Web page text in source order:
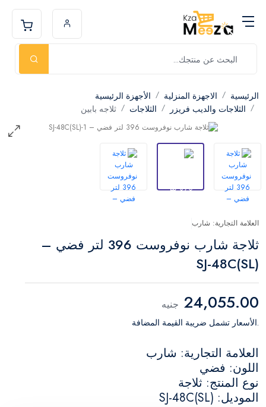
الرئيسية الاجهزة المنزلية
الأجهزة الرئيسية
الثلاجات والديب فريزر
الثلاجات ثلاجه بابين
العلامة التجارية: شارب
ثلاجة شارب نوفروست 396 لتر فضي –
SJ-48C(SL)
24,055.00 جنيه
.الأسعار تشمل ضريبة القيمة المضافة
العلامة التجارية: شارب
اللون: فضي
نوع المنتج: ثلاجة
الموديل: SJ-48C(SL)